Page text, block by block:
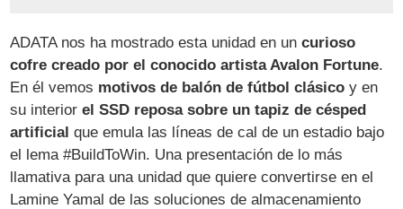
ADATA nos ha mostrado esta unidad en uncurioso
cofre creado por el conocido artista Avalon Fortune.
En él vemos motivos de balón de fútbol clásico y en
su interiorel SSD reposa sobre un tapiz de césped
artificial que emula las líneas de cal de un estadio bajo
el lema #BuildToWin. Una presentación de lo más
llamativa para una unidad que quiere convertirse en el
Lamine Yamal de las soluciones de almacenamiento